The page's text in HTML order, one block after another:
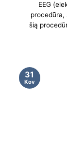
EEG
procedūra,
šią
31
Kov